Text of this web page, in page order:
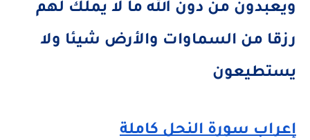
ويعبدون من دون الله ما لا يملك لهم
رزقا من السماوات والأرض شيئا ولا
يستطيعون
إعراب سورة النحل كاملة